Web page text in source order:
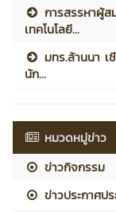
การสรรหาผู้ส
เทคโนโลยี...
มทร.ล้านนา
นัก...
หมวดหมู่ข่าว
ข่าวกิจกรรม
ข่าวประกาศป